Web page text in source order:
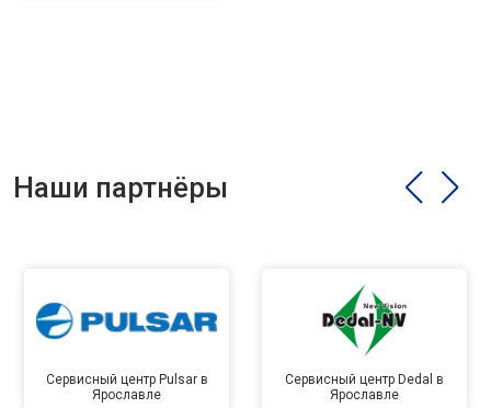
Наши партнёры
Сервисный центр Pulsar в
Ярославле
Сервисный центр Dedal в
Ярославле